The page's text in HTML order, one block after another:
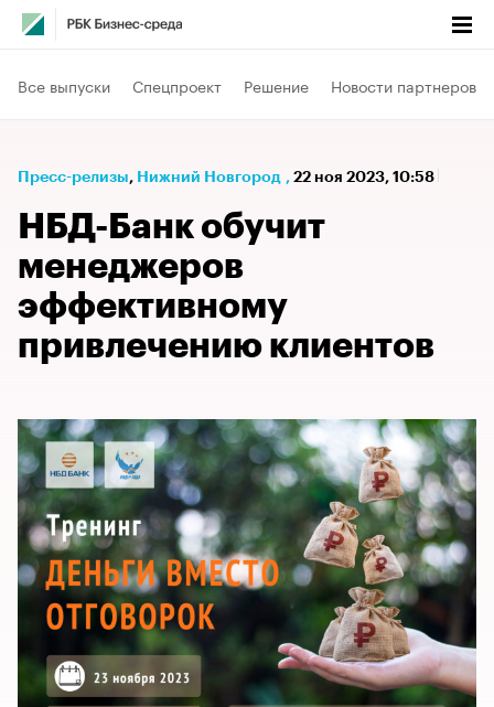
Все выпуски Спецпроект Решение Новости партнеров
Пресс-релизы⁠, Нижний Новгород , 22 ноя 2023, 10:58
НБД-Банк обучит
менеджеров
эффективному
привлечению клиентов